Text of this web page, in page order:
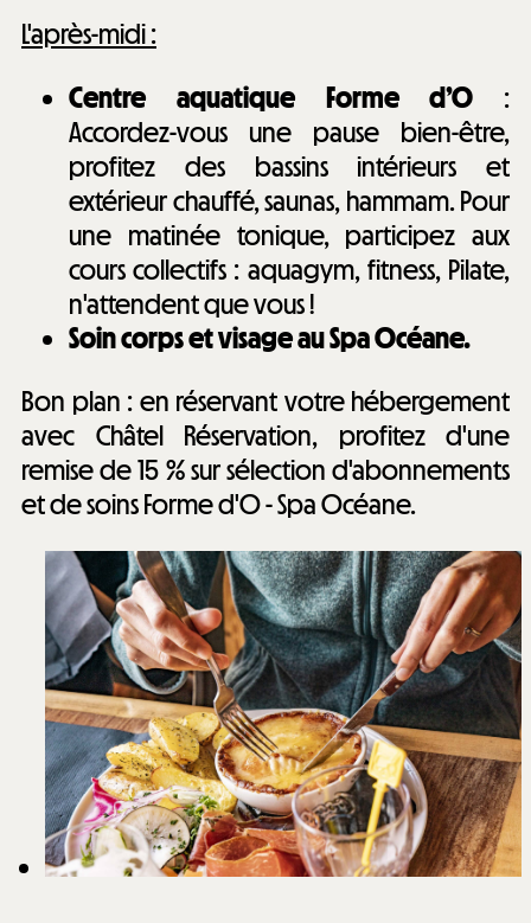
L'après-midi :
Centre aquatique Forme d’O :
Accordez-vous une pause bien-être,
profitez des bassins intérieurs et
extérieur chauffé, saunas, hammam. Pour
une matinée tonique, participez aux
cours collectifs : aquagym, fitness, Pilate,
n'attendent que vous !
Soin corps et visage au Spa Océane.
​Bon plan : en réservant votre hébergement
avec Châtel Réservation, profitez d'une
remise de 15 % sur sélection d'abonnements
et de soins Forme d'O - Spa Océane.